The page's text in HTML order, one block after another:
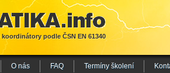
podle ČSN EN 61340
O nás FAQ Termíny školení